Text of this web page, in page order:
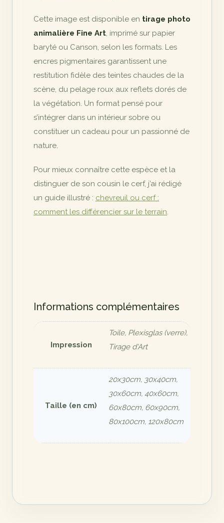
Cette image est disponible en tirage photo
animalière Fine Art, imprimé sur papier
baryté ou Canson, selon les formats. Les
encres pigmentaires garantissent une
restitution fidèle des teintes chaudes de la
scène, du pelage roux aux reflets dorés de
la végétation. Un format pensé pour
s’intégrer dans un intérieur sobre ou
constituer un cadeau pour un passionné de
nature.
Pour mieux connaître cette espèce et la
distinguer de son cousin le cerf, j’ai rédigé
un guide illustré : chevreuil ou cerf :
comment les différencier sur le terrain.
Informations complémentaires
Impression
Toile, Plexisglas (verre),
Tirage d'Art
Taille (en cm)
20x30cm, 30x40cm,
30x60cm, 40x60cm,
60x80cm, 60x90cm,
80x100cm, 120x80cm